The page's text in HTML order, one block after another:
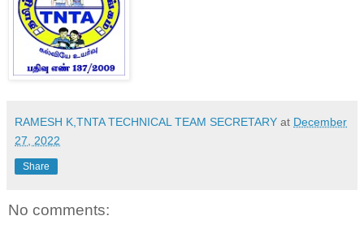
RAMESH K,TNTA TECHNICAL TEAM SECRETARY at December
27, 2022
Share
No comments: